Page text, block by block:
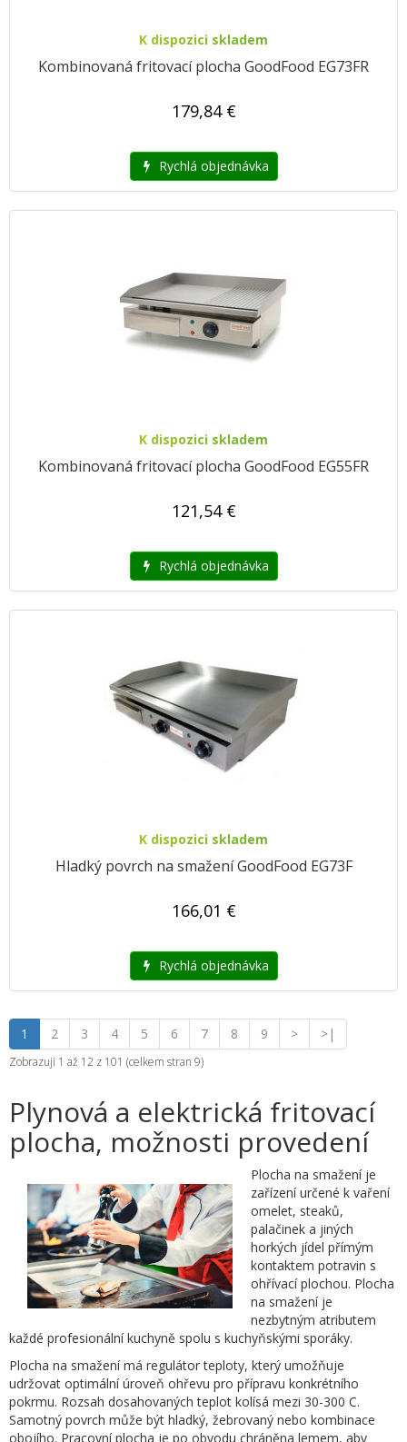
K dispozici skladem
Kombinovaná fritovací plocha GoodFood EG73FR
179,84 €
Rychlá objednávka
K dispozici skladem
Kombinovaná fritovací plocha GoodFood EG55FR
121,54 €
Rychlá objednávka
K dispozici skladem
Hladký povrch na smažení GoodFood EG73F
166,01 €
Rychlá objednávka
1 2 3 4 5 6 7 8 9 > >|
Zobrazuji 1 až 12 z 101 (celkem stran 9)
Plynová a elektrická fritovací
plocha, možnosti provedení
Plocha na smažení je
zařízení určené k vaření
omelet, steaků,
palačinek a jiných
horkých jídel přímým
kontaktem potravin s
ohřívací plochou. Plocha
na smažení je
nezbytným atributem
každé profesionální kuchyně spolu s kuchyňskými sporáky.
Plocha na smažení má regulátor teploty, který umožňuje
udržovat optimální úroveň ohřevu pro přípravu konkrétního
pokrmu. Rozsah dosahovaných teplot kolísá mezi 30-300 C.
Samotný povrch může být hladký, žebrovaný nebo kombinace
obojího. Pracovní plocha je po obvodu chráněna lemem, aby